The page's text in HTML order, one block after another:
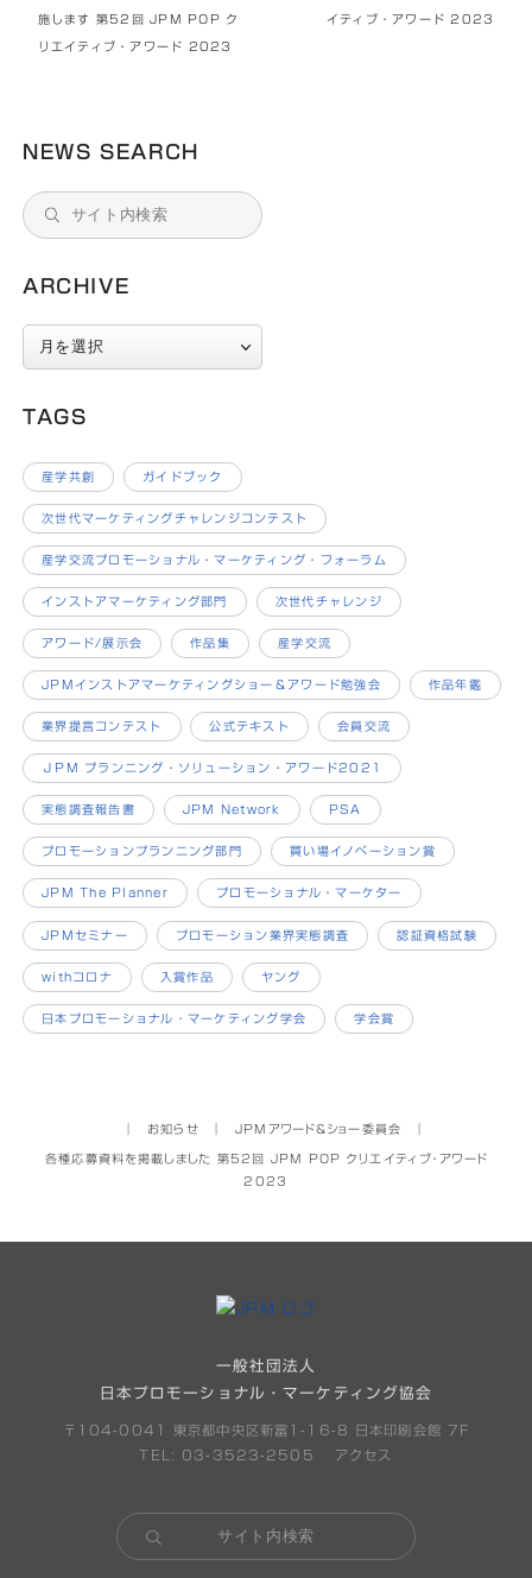
施します 第52回 JPM POP ク
リエイティブ・アワード 2023
イティブ・アワード 2023
NEWS SEARCH
ARCHIVE
ARCHIVE
TAGS
産学共創 ガイドブック
次世代マーケティングチャレンジコンテスト
産学交流プロモーショナル・マーケティング・フォーラム
インストアマーケティング部門 次世代チャレンジ
アワード/展示会 作品集 産学交流
JPMインストアマーケティングショー＆アワード勉強会 作品年鑑
業界提言コンテスト 公式テキスト 会員交流
ＪPM プランニング・ソリューション・アワード2021
実態調査報告書 JPM Network PSA
プロモーションプランニング部門 買い場イノベーション賞
JPM The Planner プロモーショナル・マーケター
JPMセミナー プロモーション業界実態調査 認証資格試験
withコロナ 入賞作品 ヤング
日本プロモーショナル・マーケティング学会 学会賞
お知らせ JPMアワード&ショー委員会
各種応募資料を掲載しました 第52回 JPM POP クリエイティブ・アワード
2023
一般社団法人
日本プロモーショナル・マーケティング協会
〒104-0041 東京都中央区新富1-16-8 日本印刷会館 7F
TEL: 03-3523-2505
アクセス